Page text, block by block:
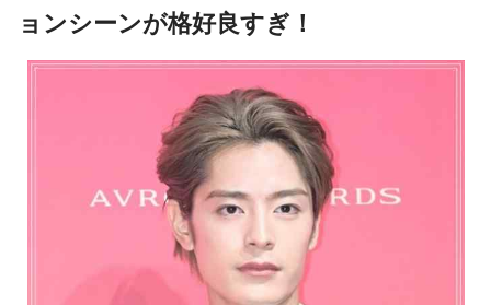
ョンシーンが格好良すぎ！